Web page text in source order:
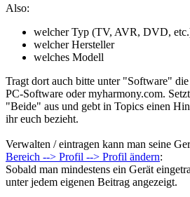
Also:
welcher Typ (TV, AVR, DVD,
welcher Hersteller
welches Modell
Tragt dort auch bitte unter "Software"
PC-Software oder myharmony.com.
"Beide" aus und gebt in Topics einen
ihr euch bezieht.
Verwalten / eintragen kann man seine
Bereich --> Profil --> Profil ändern:
Sobald man mindestens ein Gerät
unter jedem eigenen Beitrag angezeigt.